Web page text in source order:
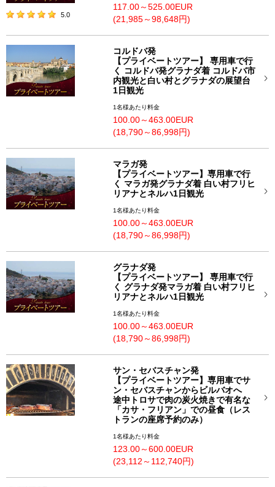
5.0
117.00～525.00EUR
(21,985～98,648円)
コルドバ発
【プライベートツアー】 専用車で行
く コルドバ発グラナダ着 コルドバ市
内観光と白い村とグラナダの展望台
1日観光
1名様あたり料金
100.00～463.00EUR
(18,790～86,998円)
マラガ発
【プライベートツアー】専用車で行
く マラガ発グラナダ着 白い村フリヒ
リアナとネルハ1日観光
1名様あたり料金
100.00～463.00EUR
(18,790～86,998円)
グラナダ発
【プライベートツアー】 専用車で行
く グラナダ発マラガ着 白い村フリヒ
リアナとネルハ1日観光
1名様あたり料金
100.00～463.00EUR
(18,790～86,998円)
サン・セバスチャン発
【プライベートツアー】専用車でサ
ン・セバスチャンからビルバオへ
途中トロサで肉の炭火焼きで有名な
「カサ・フリアン」での昼食（レス
トランの座席予約のみ）
1名様あたり料金
123.00～600.00EUR
(23,112～112,740円)